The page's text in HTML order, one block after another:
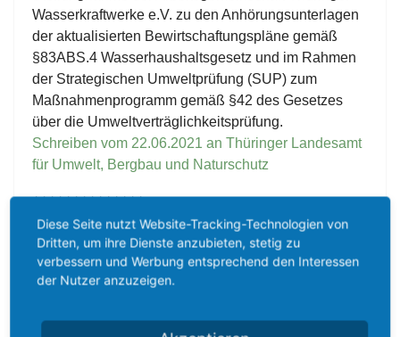
Wasserkraftwerke e.V. zu den Anhörungsunterlagen
der aktualisierten Bewirtschaftungspläne gemäß
§83ABS.4 Wasserhaushaltsgesetz und im Rahmen
der Strategischen Umweltprüfung (SUP) zum
Maßnahmenprogramm gemäß §42 des Gesetzes
über die Umweltverträglichkeitsprüfung.
Schreiben vom 22.06.2021 an Thüringer Landesamt
für Umwelt, Bergbau und Naturschutz
++++++++++++++
Stellungnahme der Arbeitsgemeinschaft
Thüringer Wasserkraftwerke e.V. zum Entwurf
Niedrigwasserstrategie für Thüringen
für Umwelt, Energie und Naturschutz
Diese Seite nutzt Website-Tracking-Technologien von
Dritten, um ihre Dienste anzubieten, stetig zu
verbessern und Werbung entsprechend den Interessen
der Nutzer anzuzeigen.